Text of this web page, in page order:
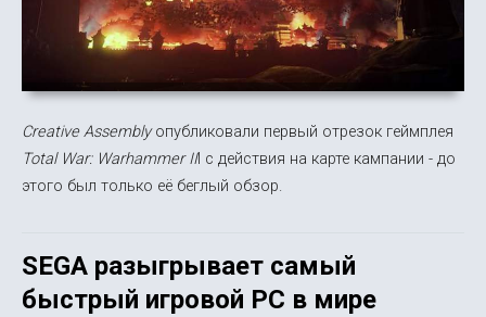
Creative Assemblyопубликовали первый отрезок геймплея
Total War: Warhammer III с действия на карте кампании - до
этого был только её беглый обзор.
SEGA разыгрывает самый
быстрый игровой PC в мире